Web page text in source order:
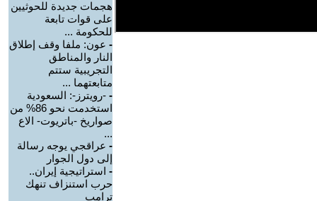
هجمات جديدة للحوثيين
على قوات تابعة
للحكومة ...
- عون: ملفا وقف إطلاق
النار والمناطق
التجريبية ستتم
متابعتهما ...
- -رويترز-: السعودية
استخدمت نحو 86% من
صواريخ -باتريوت- الاع
...
- عراقجي يوجه رسالة
إلى دول الجوار
- استراتيجية إيران..
حرب استنزاف تنهك
ترامب